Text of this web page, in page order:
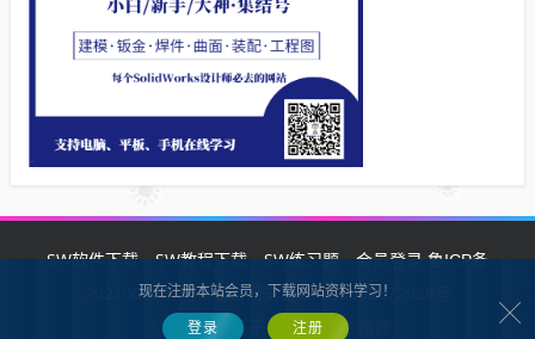
SW软件下载 SW教程下载 SW练习题 会员登录鲁ICP备
2021002287号-1鲁公网安备 37132902372928号
SW自学网 基于 Z-BlogPHP
现在注册本站会员，下载网站资料学习！
登录 注册